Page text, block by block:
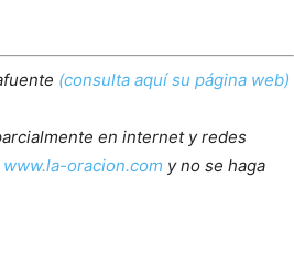
(consulta aquí su página web)
en internet y redes
www.la-oracion.com y no se haga